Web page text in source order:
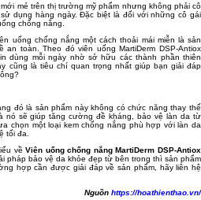
mẻ trên thị trường mỹ phẩm nhưng không phải cô
dụng hàng ngày. Đặc biệt là đối với những cô gái
chống nắng.
uống chống nắng một cách thoải mái miễn là sản
toàn. Theo đó viên uống MartiDerm DSP-Antiox
dùng mỗi ngày nhờ sở hữu các thành phần thiên
cũng là tiêu chí quan trọng nhất giúp bạn giải đáp
đó là sản phẩm này không có chức năng thay thế
nó sẽ giúp tăng cường đề kháng, bảo vệ làn da từ
chọn một loại kem chống nắng phù hợp với làn da
tối đa.
vềViên uống chống nắng MartiDerm DSP-Antiox
pháp bảo vệ da khỏe đẹp từ bên trong thì sản phẩm
hợp cần được giải đáp về sản phẩm, hãy liên hệ
Nguồn https://hoathienthao.vn/